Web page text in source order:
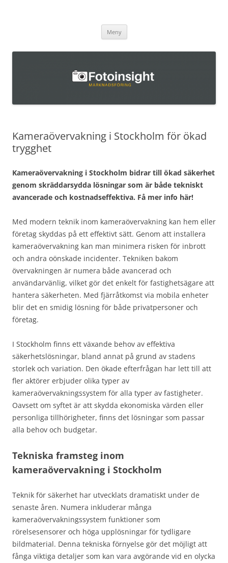
Meny Hoppa
innehåll
Kameraövervakning i Stockholm för ökad
trygghet
Kameraövervakning i Stockholm bidrar till ökad säkerhet
genom skräddarsydda lösningar som är både tekniskt
avancerade och kostnadseffektiva. Få mer info här!
Med modern teknik inom kameraövervakning kan hem eller
företag skyddas på ett effektivt sätt. Genom att installera
kameraövervakning kan man minimera risken för inbrott
och andra oönskade incidenter. Tekniken bakom
övervakningen är numera både avancerad och
användarvänlig, vilket gör det enkelt för fastighetsägare att
hantera säkerheten. Med fjärråtkomst via mobila enheter
blir det en smidig lösning för både privatpersoner och
företag.
I Stockholm finns ett växande behov av effektiva
säkerhetslösningar, bland annat på grund av stadens
storlek och variation. Den ökade efterfrågan har lett till att
fler aktörer erbjuder olika typer av
kameraövervakningssystem för alla typer av fastigheter.
Oavsett om syftet är att skydda ekonomiska värden eller
personliga tillhörigheter, finns det lösningar som passar
alla behov och budgetar.
Tekniska framsteg inom
kameraövervakning i Stockholm
Teknik för säkerhet har utvecklats dramatiskt under de
senaste åren. Numera inkluderar många
kameraövervakningssystem funktioner som
rörelsesensorer och höga upplösningar för tydligare
bildmaterial. Denna tekniska förnyelse gör det möjligt att
fånga viktiga detaljer som kan vara avgörande vid en olycka